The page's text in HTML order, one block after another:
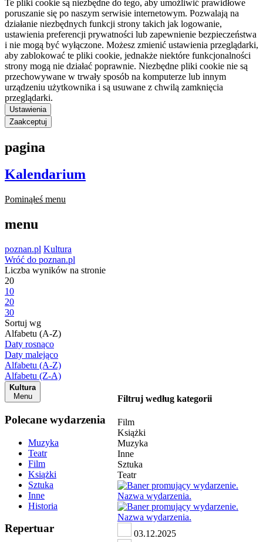
Te pliki cookie są niezbędne do tego, aby umożliwić prawidłowe
poruszanie się po naszym serwisie internetowym. Pozwalają na
działanie niezbędnych funkcji strony takich jak logowanie,
ustawienia preferencji prywatności lub zapewnienie bezpieczeństwa
i nie mogą być wyłączone. Możesz zmienić ustawienia przeglądarki,
aby zablokować te pliki cookie, jednakże niektóre funkcjonalności
strony mogą nie działać poprawnie. Niezbędne pliki cookie nie są
przechowywane w trwały sposób na komputerze lub innym
urządzeniu użytkownika i są usuwane z chwilą zamknięcia
przeglądarki.
Ustawienia
Zaakceptuj
pagina
Kalendarium
Pominąłeś menu
menu
poznan.pl Kultura
Wróć do poznan.pl
Liczba wyników na stronie
20
10
20
30
Sortuj wg
Alfabetu (A-Z)
Daty rosnąco
Daty malejąco
Alfabetu (A-Z)
Alfabetu (Z-A)
Kultura
Menu
Polecane wydarzenia
Muzyka
Teatr
Film
Książki
Sztuka
Inne
Historia
Repertuar
Filtruj według kategorii
Film
Książki
Muzyka
Inne
Sztuka
Teatr
03.12.2025